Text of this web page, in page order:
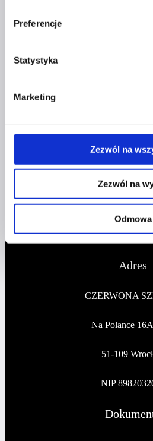
Preferencje
Statystyka
Marketing
Zezwól na
Zezwól na
Odmowa
Kontakt
NUMER KONTA
81 1090 2398 0000
Adres
CZERWONA
Na Polance
51-109
NIP